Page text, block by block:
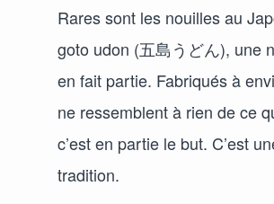
Rares sont les nouilles au
goto udon (五島うどん), une
en fait partie. Fabriqués à
ne ressemblent à rien de ce
c’est en partie le but. C’est
tradition.